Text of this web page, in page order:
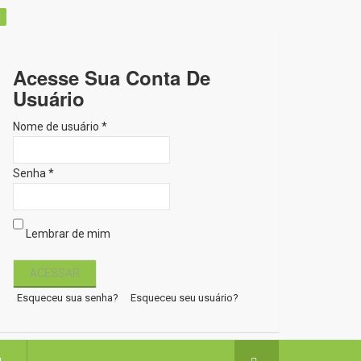
Acesse Sua Conta De
Usuário
Nome de usuário *
Senha *
Lembrar de mim
Esqueceu sua senha? Esqueceu seu usuário?